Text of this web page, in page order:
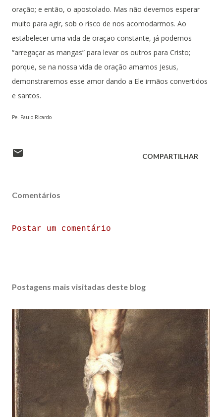
oração; e então, o apostolado. Mas não devemos esperar
muito para agir, sob o risco de nos acomodarmos. Ao
estabelecer uma vida de oração constante, já podemos
“arregaçar as mangas” para levar os outros para Cristo;
porque, se na nossa vida de oração amamos Jesus,
demonstraremos esse amor dando a Ele irmãos convertidos
e santos.
Pe. Paulo Ricardo
COMPARTILHAR
Comentários
Postar um comentário
Postagens mais visitadas deste blog